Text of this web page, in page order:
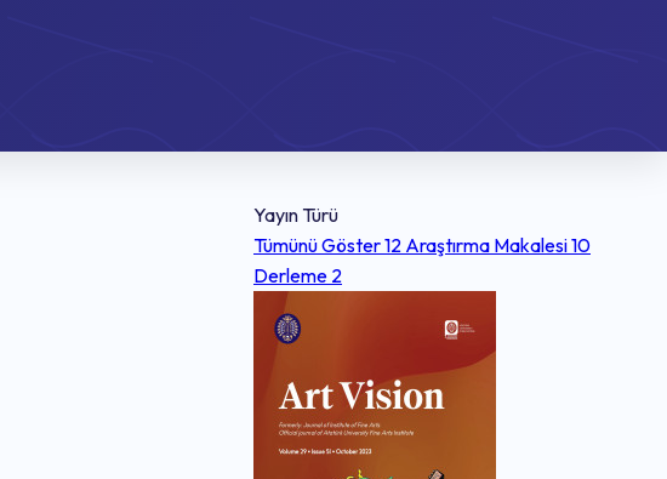
Yayın Türü
Tümünü Göster12 Araştırma Makalesi10
Derleme 2